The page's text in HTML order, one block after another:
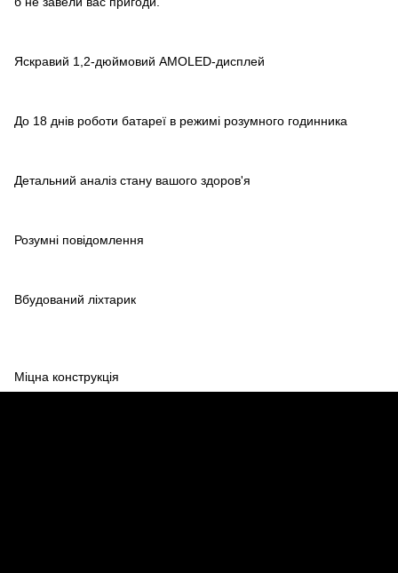
Яскравий 1,2-дюймовий AMOLED-дисплей
До 18 днів роботи батареї в режимі розумного годинника
Детальний аналіз стану вашого здоров'я
Розумні повідомлення
Вбудований ліхтарик
Міцна конструкція